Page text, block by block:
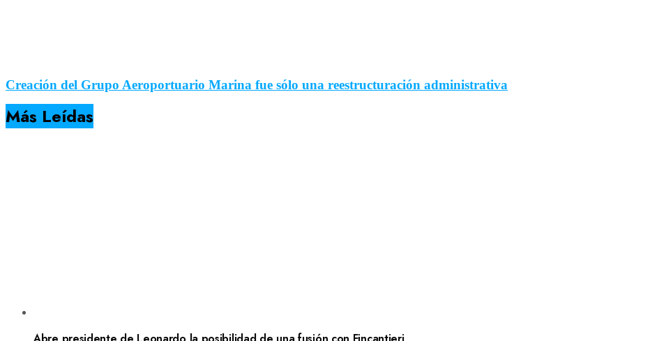
Creación del Grupo Aeroportuario Marina fue sólo una reestructuración administrativa
Más Leídas